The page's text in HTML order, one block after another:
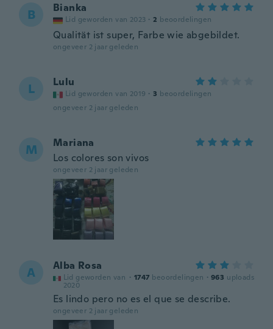
B Bianka
Lid geworden van 2023 · 2 beoordelingen
Qualität ist super, Farbe wie abgebildet.
ongeveer 2 jaar geleden
L Lulu
Lid geworden van 2019 · 3 beoordelingen
ongeveer 2 jaar geleden
M
Mariana
Los colores son vivos
ongeveer 2 jaar geleden
A Alba Rosa
Lid geworden van
2020
· 1747 beoordelingen · 963 uploads
Es lindo pero no es el que se describe.
ongeveer 2 jaar geleden